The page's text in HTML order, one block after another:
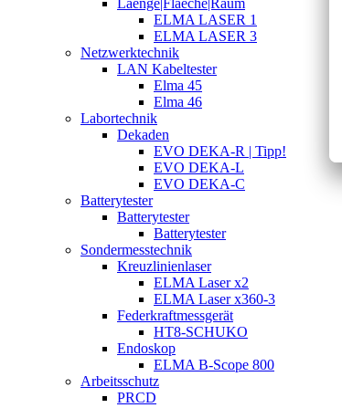
Laenge|Flaeche|Raum
ELMA LASER 1
ELMA LASER 3
Netzwerktechnik
LAN Kabeltester
Elma 45
Elma 46
Labortechnik
Dekaden
EVO DEKA-R | Tipp!
EVO DEKA-L
EVO DEKA-C
Batterytester
Batterytester
Batterytester
Sondermesstechnik
Kreuzlinienlaser
ELMA Laser x2
ELMA Laser x360-3
Federkraftmessgerät
HT8-SCHUKO
Endoskop
ELMA B-Scope 800
Arbeitsschutz
PRCD